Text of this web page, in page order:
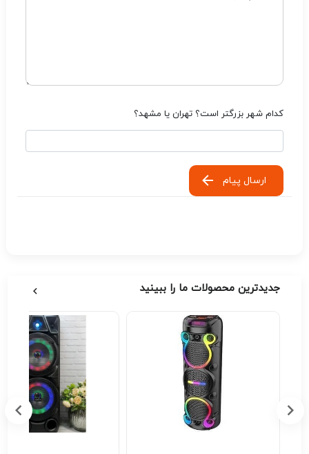
کدام شهر بزرگتر است؟ تهران یا مشهد؟
ارسال پیام
جدیدترین محصولات ما را ببینید